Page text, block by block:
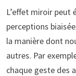
L’effet miroir peut
perceptions
la manière dont
autres. Par
chaque geste des